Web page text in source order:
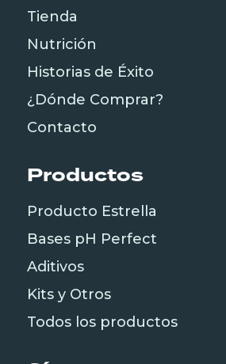
Tienda
Nutrición
Historias de Éxito
¿Dónde Comprar?
Contacto
Productos
Producto Estrella
Bases pH Perfect
Aditivos
Kits y Otros
Todos los productos